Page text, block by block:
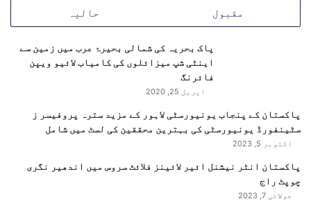
ک
ا
ا
ن
مقبول حالیہ
پاک بحریہ کی شمالی بحیرۂ عرب میں زمین سے
اینٹی شپ میزائلوں کی کامیاب لائیو ویپن
فائرنگ
اپریل 25, 2020
پاکستان کے پنجاب یونیورسٹی لاہور کے مزید سترہ پروفیسر ز
سٹینفورڈ یونیورسٹی کی بہترین محققین کی لسٹ میں شامل
اکتوبر 5, 2023
پاکستان انٹر نیشنل ائیر لائینز فلائٹ سروس میں اندھیر نگری
چوپٹ راج
جولائی 7, 2023